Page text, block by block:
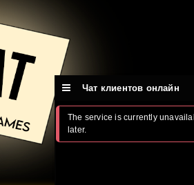
Чат клиентов онлайн
The service is currently
later.